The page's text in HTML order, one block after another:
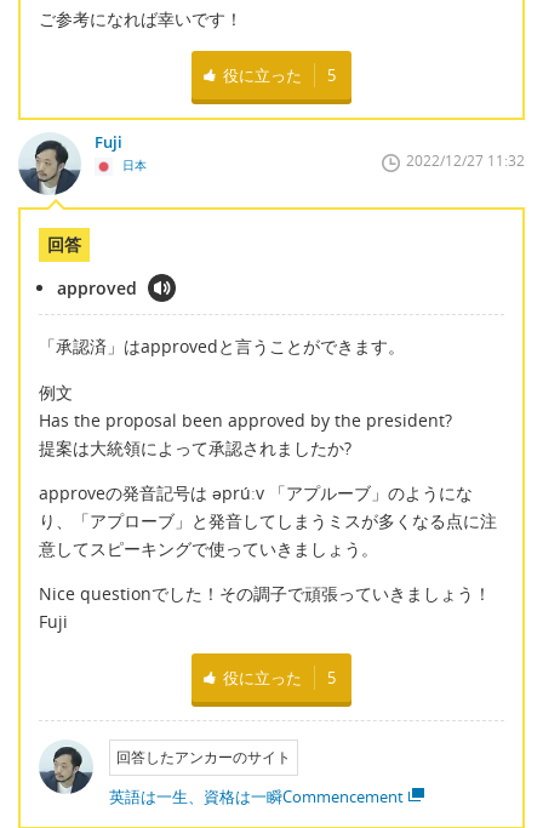
ご参考になれば幸いです！
役に立った 5
Fuji
日本 2022/12/27 11:32
回答
approved
「承認済」はapprovedと言うことができます。
例文
Has the proposal been approved by the president?
提案は大統領によって承認されましたか?
approveの発音記号は əprúːv 「アプルーブ」のようにな
り、「アプローブ」と発音してしまうミスが多くなる点に注
意してスピーキングで使っていきましょう。
Nice questionでした！その調子で頑張っていきましょう！
Fuji
役に立った 5
回答したアンカーのサイト
英語は一生、資格は一瞬Commencement